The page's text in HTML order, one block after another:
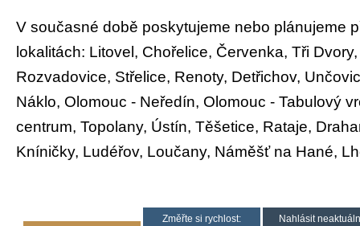
V současné době poskytujeme nebo plánujeme
lokalitách: Litovel, Chořelice, Červenka, Tři
Rozvadovice, Střelice, Renoty, Detřichov,
Náklo, Olomouc - Neředín, Olomouc - Tabulový
centrum, Topolany, Ústín, Těšetice, Rataje,
Kníničky, Ludéřov, Loučany, Náměšť na Hané,
Změřte si rychlost:
Nahlásit